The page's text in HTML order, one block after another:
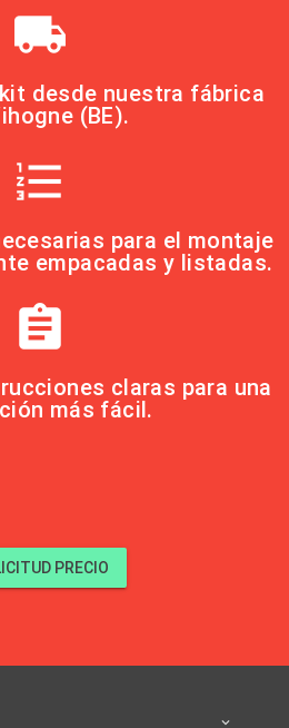
local_shipping
desde nuestra fábrica
(BE).
format_list_numbered
para el montaje
empacadas y listadas.
assignment
claras para una
más fácil.
PRECIO